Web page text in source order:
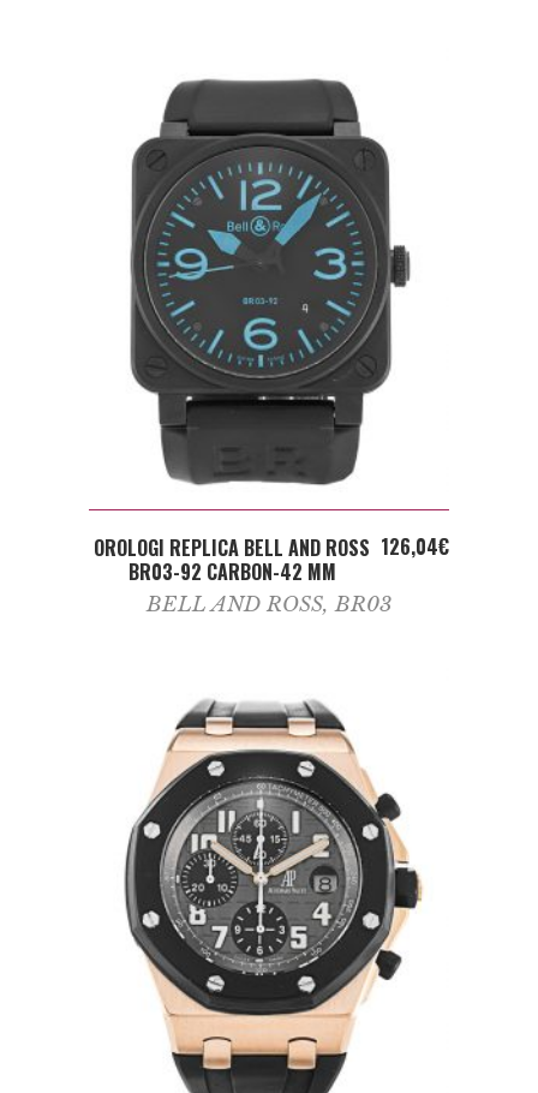
ADD TO CART
OROLOGI REPLICA BELL AND ROSS
BR03-92 CARBON-42 MM
126,04€
BELL AND ROSS,BR03